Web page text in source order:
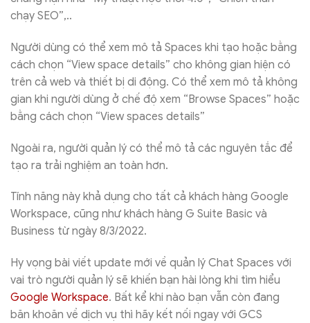
chạy SEO”,..
Người dùng có thể xem mô tả Spaces khi tạo hoặc bằng
cách chọn “View space details” cho không gian hiện có
trên cả web và thiết bị di động. Có thể xem mô tả không
gian khi người dùng ở chế độ xem “Browse Spaces” hoặc
bằng cách chọn “View spaces details”
Ngoài ra, người quản lý có thể mô tả các nguyên tắc để
tạo ra trải nghiệm an toàn hơn.
Tính năng này khả dụng cho tất cả khách hàng Google
Workspace, cũng như khách hàng G Suite Basic và
Business từ ngày 8/3/2022.
Hy vọng bài viết update mới về quản lý Chat Spaces với
vai trò người quản lý sẽ khiến bạn hài lòng khi tìm hiểu
Google Workspace. Bất kể khi nào bạn vẫn còn đang
băn khoăn về dịch vụ thì hãy kết nối ngay với GCS